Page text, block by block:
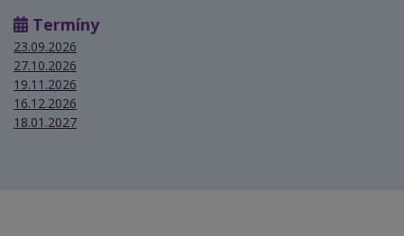
Termíny
23.09.2026
27.10.2026
19.11.2026
16.12.2026
18.01.2027